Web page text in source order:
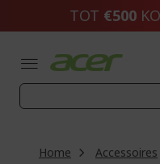
inhoud
TOT €500
Home Accessoires